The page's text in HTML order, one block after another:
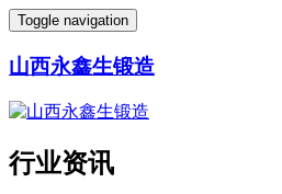
Toggle navigation
山西永鑫生锻造
行业资讯